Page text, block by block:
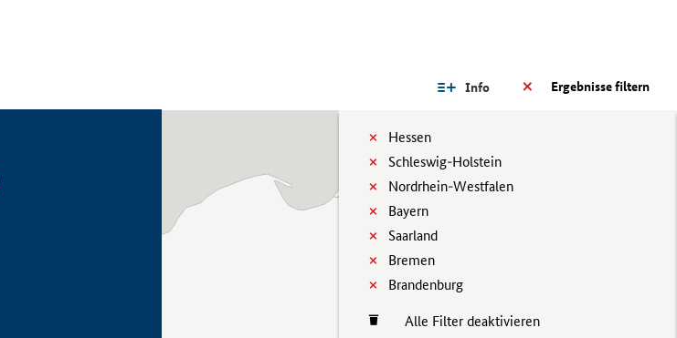
Ergebnisse filtern
Info
Hessen
Schleswig-Holstein
Nordrhein-Westfalen
Bayern
Saarland
Bremen
Brandenburg
Alle Filter deaktivieren